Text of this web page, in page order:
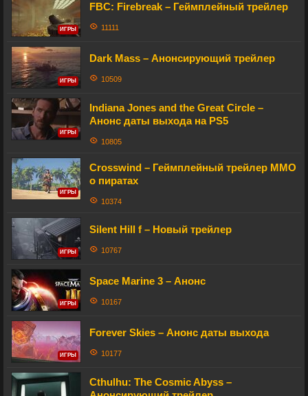
ИГРЫ
FBC: Firebreak – Геймплейный трейлер
11111
ИГРЫ
Dark Mass – Анонсирующий трейлер
10509
ИГРЫ
Indiana Jones and the Great Circle –
Анонс даты выхода на PS5
10805
ИГРЫ
Crosswind – Геймплейный трейлер MMO
о пиратах
10374
ИГРЫ
Silent Hill f – Новый трейлер
10767
ИГРЫ
Space Marine 3 – Анонс
10167
ИГРЫ
Forever Skies – Анонс даты выхода
10177
Cthulhu: The Cosmic Abyss –